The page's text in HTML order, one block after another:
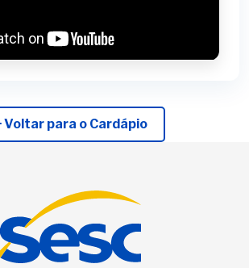
Voltar para o Cardápio